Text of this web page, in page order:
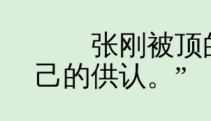
张刚被顶的
己的供认。”